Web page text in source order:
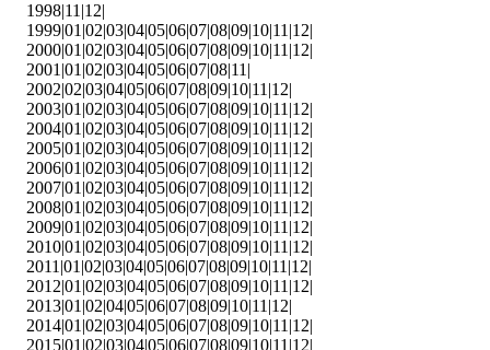
1998|11|12|
1999|01|02|03|04|05|06|07|08|09|10|11|12|
2000|01|02|03|04|05|06|07|08|09|10|11|12|
2001|01|02|03|04|05|06|07|08|11|
2002|02|03|04|05|06|07|08|09|10|11|12|
2003|01|02|03|04|05|06|07|08|09|10|11|12|
2004|01|02|03|04|05|06|07|08|09|10|11|12|
2005|01|02|03|04|05|06|07|08|09|10|11|12|
2006|01|02|03|04|05|06|07|08|09|10|11|12|
2007|01|02|03|04|05|06|07|08|09|10|11|12|
2008|01|02|03|04|05|06|07|08|09|10|11|12|
2009|01|02|03|04|05|06|07|08|09|10|11|12|
2010|01|02|03|04|05|06|07|08|09|10|11|12|
2011|01|02|03|04|05|06|07|08|09|10|11|12|
2012|01|02|03|04|05|06|07|08|09|10|11|12|
2013|01|02|04|05|06|07|08|09|10|11|12|
2014|01|02|03|04|05|06|07|08|09|10|11|12|
2015|01 |02|03|04|05|06|07|08|09|10|11 |12|